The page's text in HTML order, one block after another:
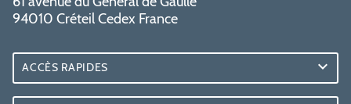
94010 Créteil Cedex France
ACCÈS RAPIDES